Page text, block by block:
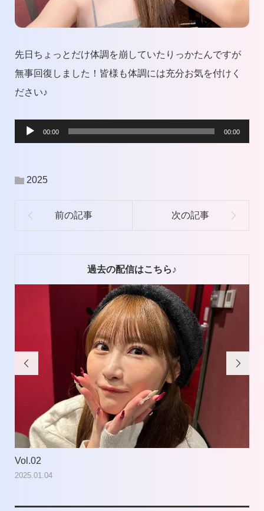
先日ちょっとだけ体調を崩していたりっかたんですが
無事回復しました！皆様も体調には充分お気を付けく
ださい♪
プ
00:00 00:00
2025
過去の配信はこちら♪

Vol.02
2025.01.04
